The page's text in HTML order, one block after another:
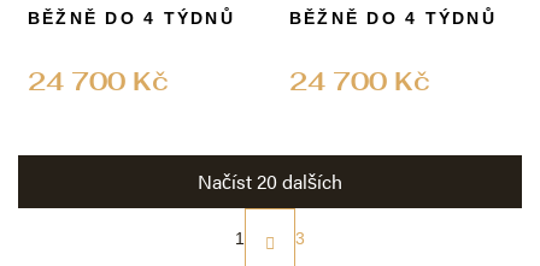
24 700 Kč
BĚŽNĚ DO 4 TÝDNŮ
24 700 Kč
BĚŽNĚ DO 4 TÝDNŮ
Načíst 20 dalších
S
t
1 3